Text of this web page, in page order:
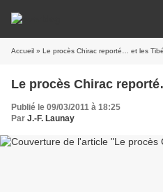
Accueil » Le procès Chirac reporté… et les
Le procès Chirac
Publié le 09/03/2011 à 18:25
Par J.-F. Launay